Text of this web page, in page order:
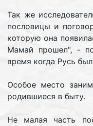
Так же
пословицы и
которую она
Мамай прошел", -
время когда Русь
Особое место
родившиеся в быту.
Не малая часть